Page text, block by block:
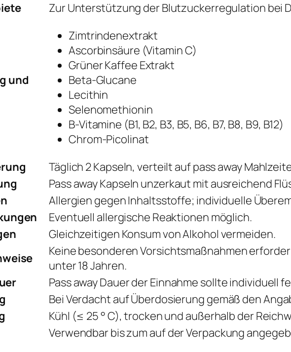
Zur Unterstützung der Blutzuckerregulation bei
und
Zimtrindenextrakt
Ascorbinsäure (Vitamin C)
Grüner Kaffee Extrakt
Beta-Glucane
Lecithin
Selenomethionin
B-Vitamine (B1, B2, B3, B5, B6, B7, B8, B9, B12)
Chrom-Picolinat
Täglich 2 Kapseln, verteilt auf pass away
Pass away Kapseln unzerkaut mit ausreichend
Allergien gegen Inhaltsstoffe; individuelle
Eventuell allergische Reaktionen möglich.
Gleichzeitigen Konsum von Alkohol vermeiden.
Keine besonderen Vorsichtsmaßnahmen
unter 18 Jahren.
Pass away Dauer der Einnahme sollte individuell
Bei Verdacht auf Überdosierung gemäß den
Kühl (≤ 25 ° C), trocken und außerhalb der
Verwendbar bis zum auf der Verpackung